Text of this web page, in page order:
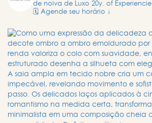
de noiva de Luxo 20y. of Experiencie
🗓️ Agende seu horário ↓